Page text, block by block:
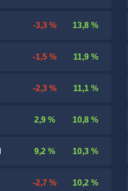
-3,3 % 13,8 %
-1,5 % 11,9 %
-2,3 % 11,1 %
2,9 % 10,8 %
9,2 % 10,3 %
-2,7 % 10,2 %